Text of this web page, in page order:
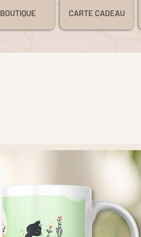
BOUTIQUE CARTE CADEAU